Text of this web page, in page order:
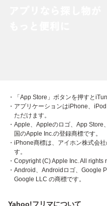
・「App Store」ボタンを押すと
・アプリケーションはiPhone、
ただけます。
・Apple、Appleのロゴ、App
国のApple Inc.の登録商標です。
・iPhone商標は、アイホン株式会
す。
・Copyright (C) Apple Inc. All rights
・Android、Androidロゴ、Google
Google LLC の商標です。
Yahoo!フリマについて